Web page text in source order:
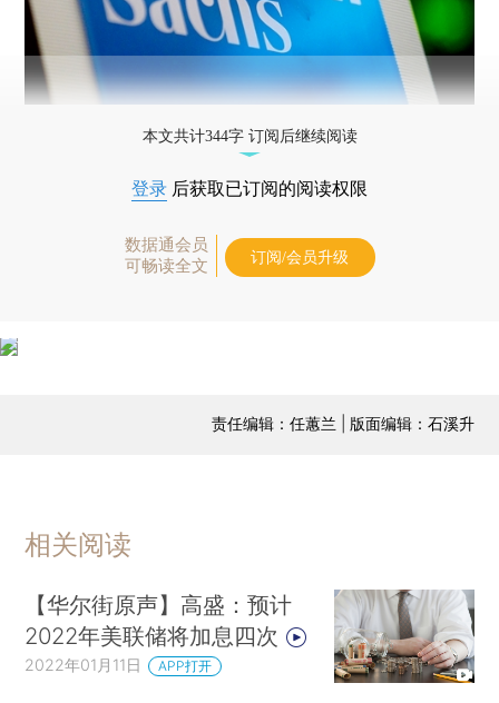
本文共计344字 订阅后继续阅读
登录 后获取已订阅的阅读权限
数据通会员
可畅读全文
订阅/会员升级
责任编辑：任蕙兰 | 版面编辑：石溪升
相关阅读
【华尔街原声】高盛：预计
2022年美联储将加息四次
2022年01月11日 APP打开